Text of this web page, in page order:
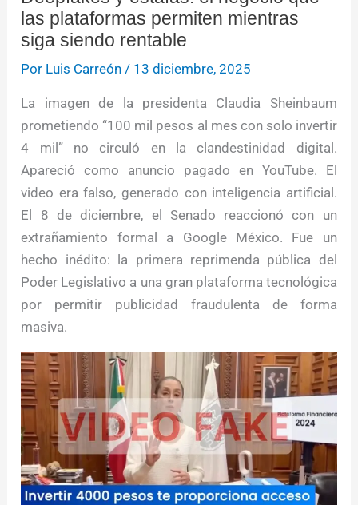
las plataformas permiten mientras
siga siendo rentable
Por Luis Carreón / 13 diciembre, 2025
La imagen de la presidenta Claudia Sheinbaum
prometiendo “100 mil pesos al mes con solo invertir
4 mil” no circuló en la clandestinidad digital.
Apareció como anuncio pagado en YouTube. El
video era falso, generado con inteligencia artificial.
El 8 de diciembre, el Senado reaccionó con un
extrañamiento formal a Google México. Fue un
hecho inédito: la primera reprimenda pública del
Poder Legislativo a una gran plataforma tecnológica
por permitir publicidad fraudulenta de forma
masiva.